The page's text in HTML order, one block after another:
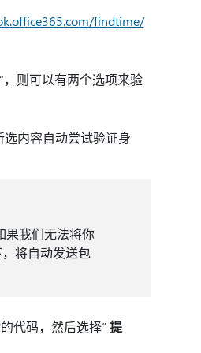
findtime/
，则可以有两个选项来验
内容自动尝试验证身
果我们无法将你
将自动发送包
代码，然后选择“ 提